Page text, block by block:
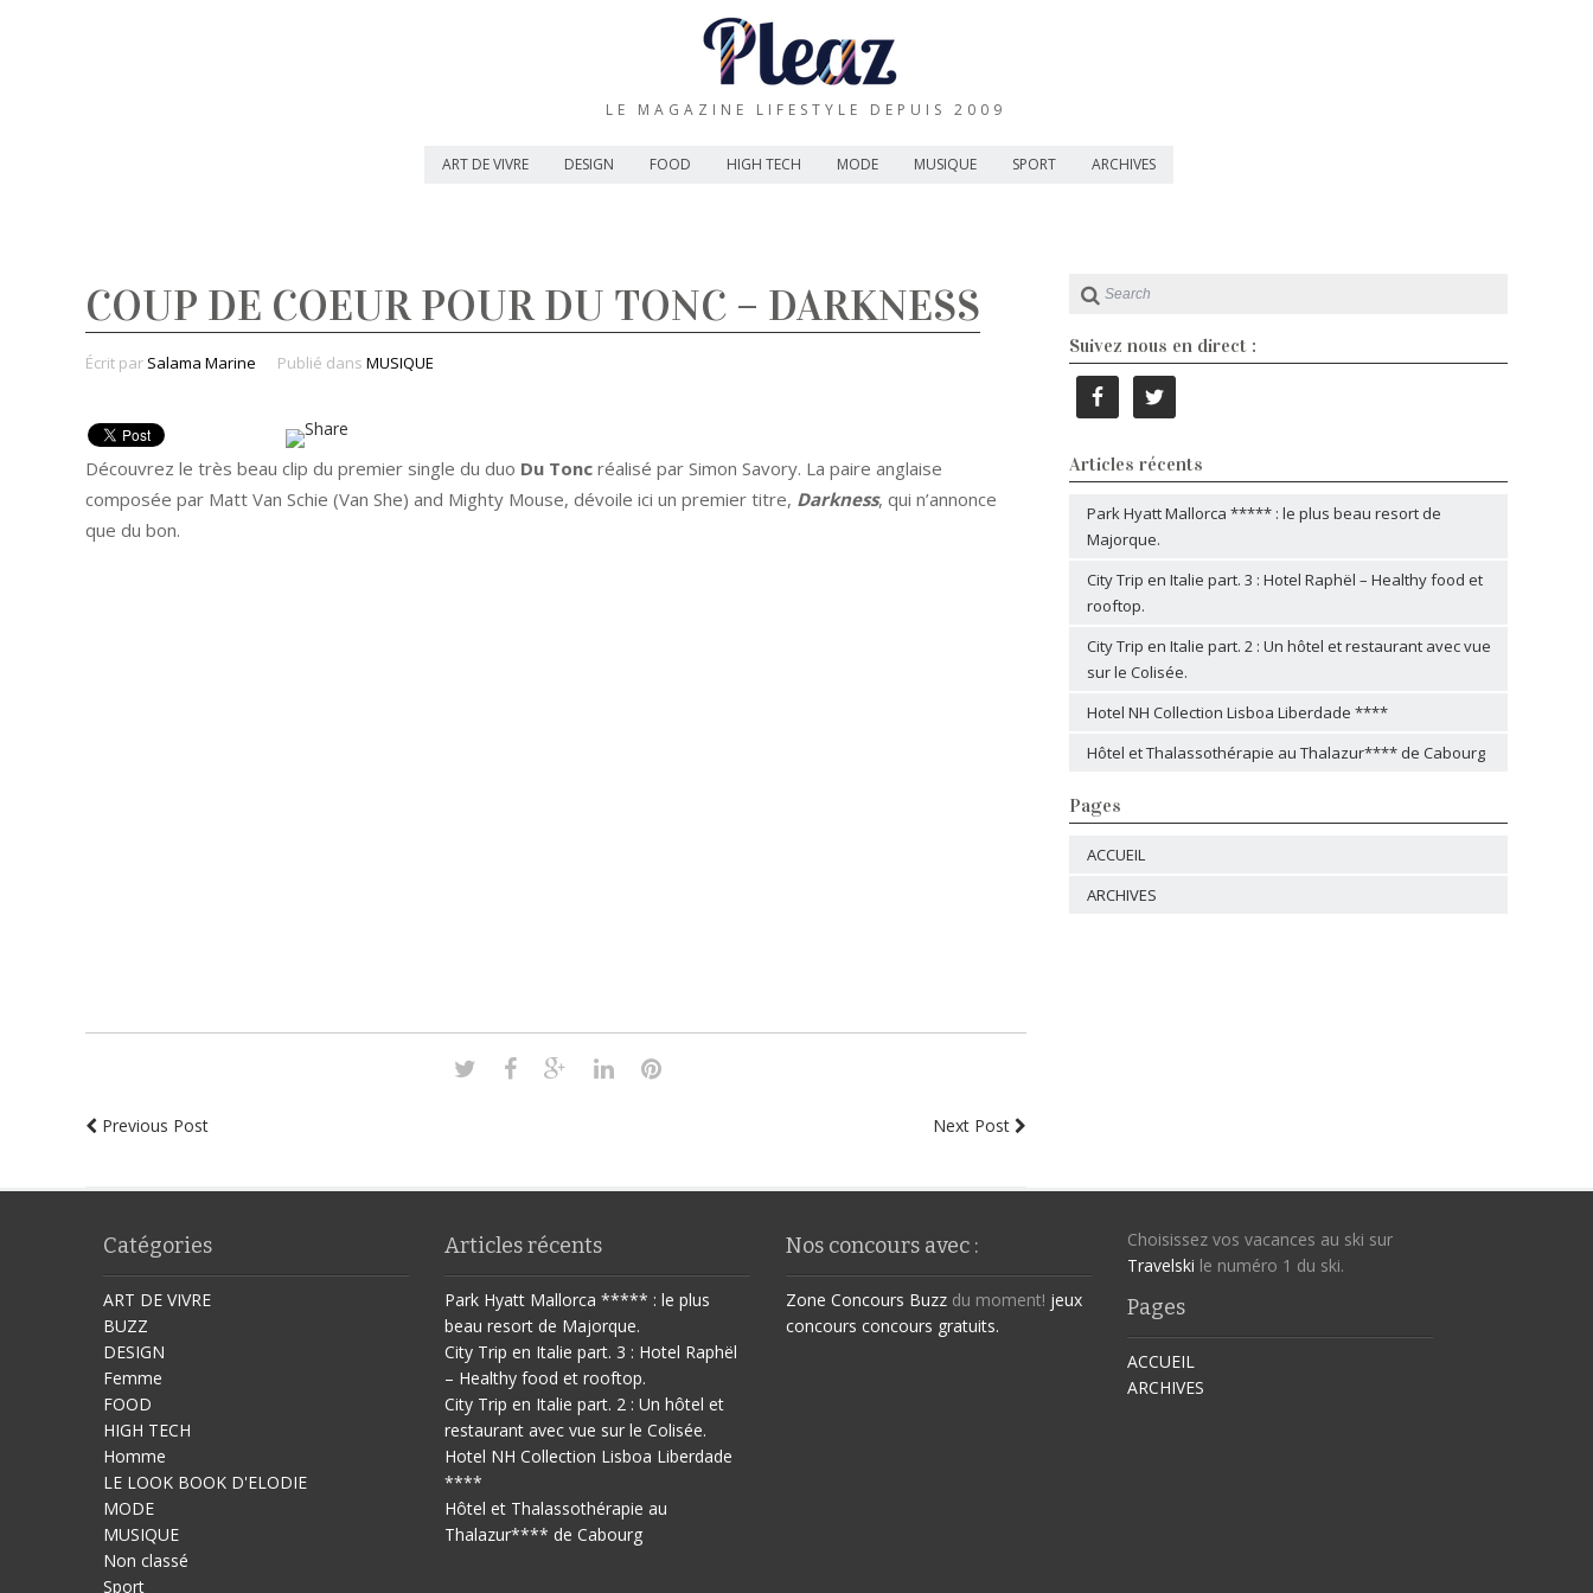
LE MAGAZINE LIFESTYLE DEPUIS 2009
ART DE VIVRE DESIGN FOOD HIGH TECH MODE MUSIQUE SPORT ARCHIVES
COUP DE COEUR POUR DU TONC – DARKNESS
Écrit par Salama Marine Publié dans MUSIQUE
Découvrez le très beau clip du premier single du duo Du Tonc réalisé par Simon Savory. La paire anglaise
composée par Matt Van Schie (Van She) and Mighty Mouse, dévoile ici un premier titre, Darkness, qui n’annonce
que du bon.
Previous Post Next Post
Suivez nous en direct :
Articles récents
Park Hyatt Mallorca ***** : le plus beau resort de
Majorque.
City Trip en Italie part. 3 : Hotel Raphël – Healthy food et
rooftop.
City Trip en Italie part. 2 : Un hôtel et restaurant avec vue
sur le Colisée.
Hotel NH Collection Lisboa Liberdade ****
Hôtel et Thalassothérapie au Thalazur**** de Cabourg
Pages
ACCUEIL
ARCHIVES
Catégories
ART DE VIVRE
BUZZ
DESIGN
Femme
FOOD
HIGH TECH
Homme
LE LOOK BOOK D'ELODIE
MODE
MUSIQUE
Non classé
Sport
Articles récents
Park Hyatt Mallorca ***** : le plus
beau resort de Majorque.
City Trip en Italie part. 3 : Hotel Raphël
– Healthy food et rooftop.
City Trip en Italie part. 2 : Un hôtel et
restaurant avec vue sur le Colisée.
Hotel NH Collection Lisboa Liberdade
****
Hôtel et Thalassothérapie au
Thalazur**** de Cabourg
Nos concours avec :
Zone Concours Buzz du moment! jeux
concours concours gratuits.
Choisissez vos vacances au ski sur
Travelski le numéro 1 du ski.
Pages
ACCUEIL
ARCHIVES